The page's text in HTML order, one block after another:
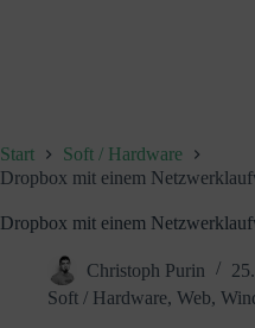
Start
Soft / Hardware
Dropbox mit einem
Dropbox mit einem
Christoph Purin
Soft / Hardware, Web,